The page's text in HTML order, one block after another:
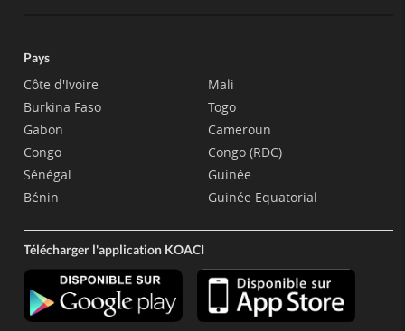
Pays
Côte d'Ivoire
Burkina Faso
Gabon
Congo
Sénégal
Bénin
Mali
Togo
Cameroun
Congo (RDC)
Guinée
Guinée Equatorial
Télécharger l'application KOACI